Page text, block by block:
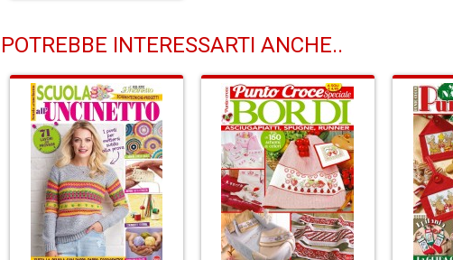
POTREBBE INTERESSARTI ANCHE..